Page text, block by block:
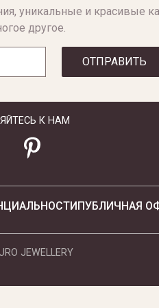
уникальные и красивые
другое.
ОТПРАВИТЬ
К НАМ
ПУБЛИЧНАЯ
JEWELLERY